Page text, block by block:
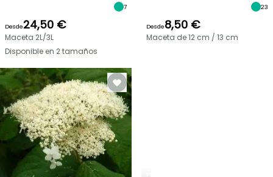
7
Desde24,50 €
Maceta 2L/3L
Disponible en 2 tamaños
23
Desde8,50 €
Maceta de 12 cm / 13 cm